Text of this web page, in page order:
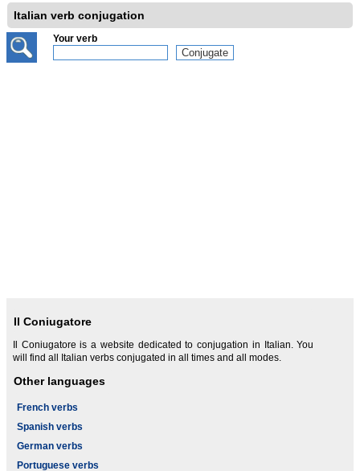
Italian verb conjugation
Your verb
Il Coniugatore
Il Coniugatore is a website dedicated to conjugation in Italian. You
will find all Italian verbs conjugated in all times and all modes.
Other languages
French verbs
Spanish verbs
German verbs
Portuguese verbs